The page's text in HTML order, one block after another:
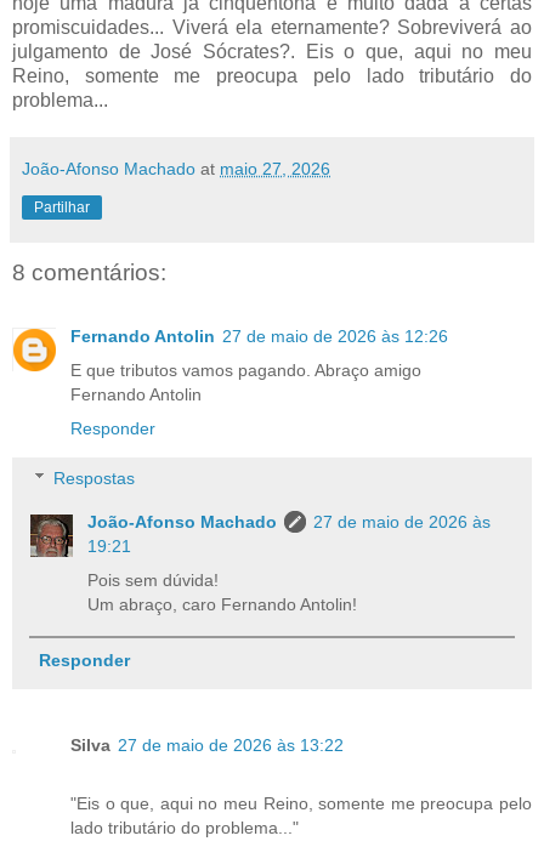
promiscuidades... Viverá ela eternamente? Sobreviverá ao
julgamento de José Sócrates?. Eis o que, aqui no meu
Reino, somente me preocupa pelo lado tributário do
problema...
João-Afonso Machado at maio 27, 2026
Partilhar
8 comentários:
Fernando Antolin 27 de maio de 2026 às 12:26
E que tributos vamos pagando. Abraço amigo
Fernando Antolin
Responder
Respostas
João-Afonso Machado
27 de maio de 2026 às
19:21
Pois sem dúvida!
Um abraço, caro Fernando Antolin!
Responder
Silva 27 de maio de 2026 às 13:22
"Eis o que, aqui no meu Reino, somente me preocupa pelo
lado tributário do problema..."